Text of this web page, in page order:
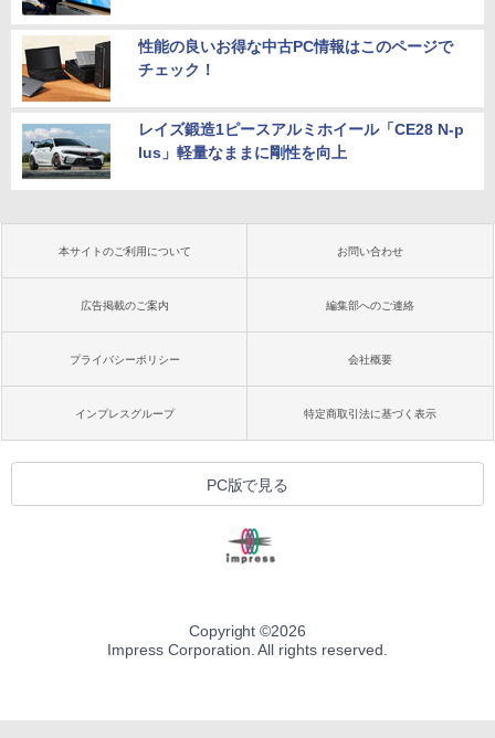
性能の良いお得な中古PC情報はこのページで
チェック！
レイズ鍛造1ピースアルミホイール「CE28 N-p
lus」軽量なままに剛性を向上
本サイトのご利用について お問い合わせ
広告掲載のご案内 編集部へのご連絡
プライバシーポリシー 会社概要
インプレスグループ 特定商取引法に基づく表示
PC版で見る
Copyright ©2026
Impress Corporation. All rights reserved.